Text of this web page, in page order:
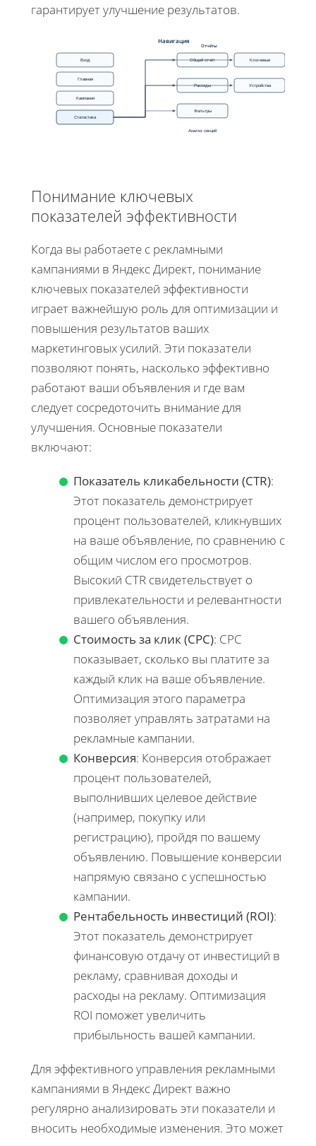
гарантирует улучшение результатов.
Навигация
Вход
Главная
Кампания
Статистика
Отчёты
Общий отчёт Ключевые
Расходы Устройства
Фильтры
Анализ секций
Понимание ключевых
показателей эффективности
Когда вы работаете с рекламными
кампаниями в Яндекс Директ, понимание
ключевых показателей эффективности
играет важнейшую роль для оптимизации и
повышения результатов ваших
маркетинговых усилий. Эти показатели
позволяют понять, насколько эффективно
работают ваши объявления и где вам
следует сосредоточить внимание для
улучшения. Основные показатели
включают:
Показатель кликабельности (CTR):
Этот показатель демонстрирует
процент пользователей, кликнувших
на ваше объявление, по сравнению с
общим числом его просмотров.
Высокий CTR свидетельствует о
привлекательности и релевантности
вашего объявления.
Стоимость за клик (CPC): CPC
показывает, сколько вы платите за
каждый клик на ваше объявление.
Оптимизация этого параметра
позволяет управлять затратами на
рекламные кампании.
Конверсия: Конверсия отображает
процент пользователей,
выполнивших целевое действие
(например, покупку или
регистрацию), пройдя по вашему
объявлению. Повышение конверсии
напрямую связано с успешностью
кампании.
Рентабельность инвестиций (ROI):
Этот показатель демонстрирует
финансовую отдачу от инвестиций в
рекламу, сравнивая доходы и
расходы на рекламу. Оптимизация
ROI поможет увеличить
прибыльность вашей кампании.
Для эффективного управления рекламными
кампаниями в Яндекс Директ важно
регулярно анализировать эти показатели и
вносить необходимые изменения. Это может